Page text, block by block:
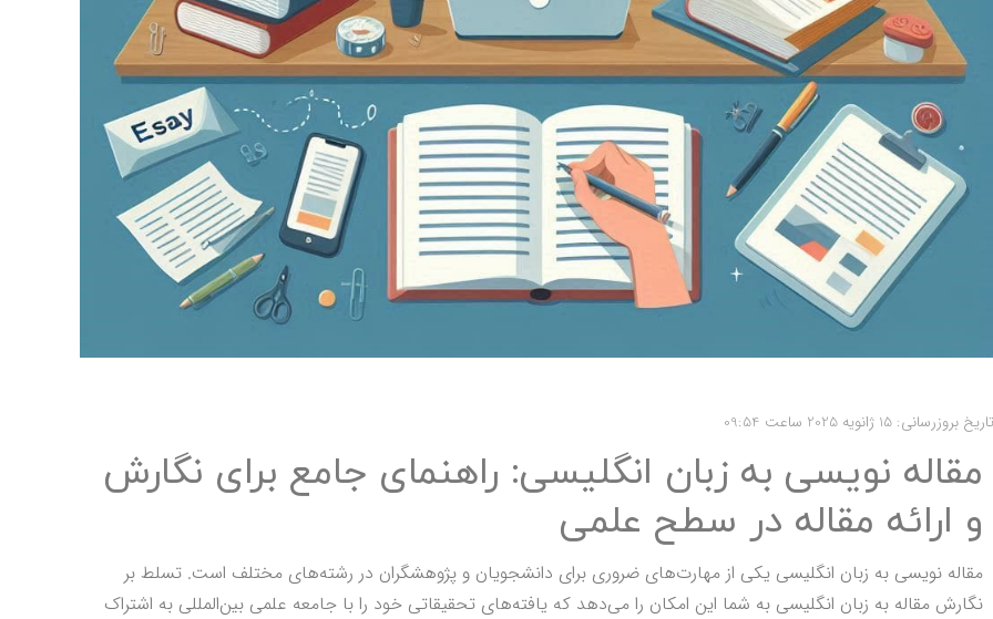
تاریخ بروزرسانی: 15 ژانویه 2025 ساعت 09:54
مقاله نویسی به زبان انگلیسی: راهنمای جامع برای نگارش
و ارائه مقاله در سطح علمی
مقاله نویسی به زبان انگلیسی یکی از مهارت‌های ضروری برای دانشجویان و پژوهشگران در رشته‌های مختلف است. تسلط بر
نگارش مقاله به زبان انگلیسی به شما این امکان را می‌دهد که یافته‌های تحقیقاتی خود را با جامعه علمی بین‌المللی به اشتراک